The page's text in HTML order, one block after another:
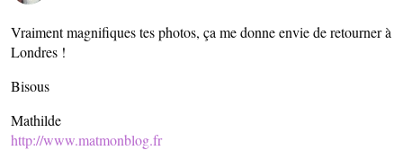
Vraiment magnifiques tes photos, ça me donne envie de retourner à
Londres !
Bisous
Mathilde
http://www.matmonblog.fr